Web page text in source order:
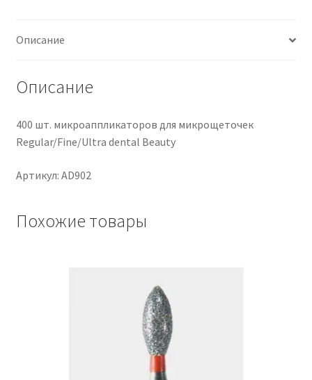
dental
Описание
Описание
400 шт. микроаппликаторов для микрощеточек
Regular/Fine/Ultra dental Beauty
Артикул: AD902
Похожие товары